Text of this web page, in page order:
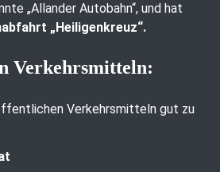
„Allander Autobahn“, und hat
„Heiligenkreuz“.
Verkehrsmitteln:
Verkehrsmitteln gut zu